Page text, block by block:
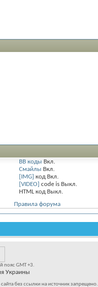
BB коды Вкл.
Смайлы Вкл.
[IMG] код Вкл.
[VIDEO] code is Выкл.
HTML код Выкл.
Правила форума
пояс GMT +3.
Украины
без ссылки на источник запрещено.